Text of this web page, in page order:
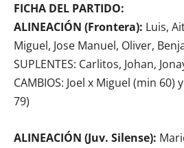
FICHA DEL PARTIDO:
ALINEACIÓN (Frontera): Luis,
Miguel, Jose Manuel, Oliver,
SUPLENTES: Carlitos, Johan,
CAMBIOS: Joel x Miguel (min 60)
79)
ALINEACIÓN (Juv. Silense):